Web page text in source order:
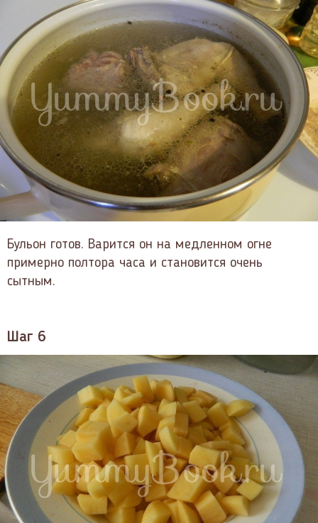
Бульон готов. Варится он на медленном огне
примерно полтора часа и становится очень
сытным.
Шаг 6